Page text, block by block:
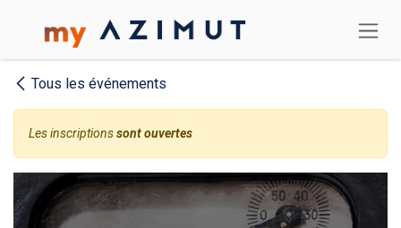
Tous les événements
Les inscriptionssont ouvertes